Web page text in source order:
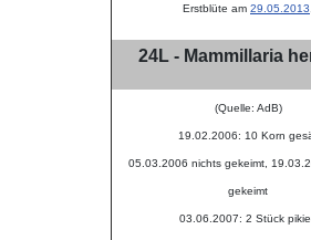
Erstblüte am 29.05.2013
24L - Mammillaria
(Quelle: AdB)
19.02.2006: 10 Korn
05.03.2006 nichts gekeimt,
gekeimt
03.06.2007: 2 Stück